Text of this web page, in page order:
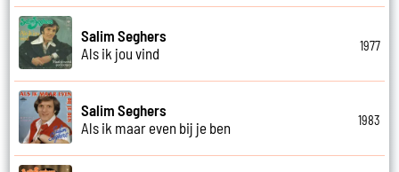
Salim Seghers
Als ik jou vind
1977
Salim Seghers
Als ik maar even bij je ben
1983